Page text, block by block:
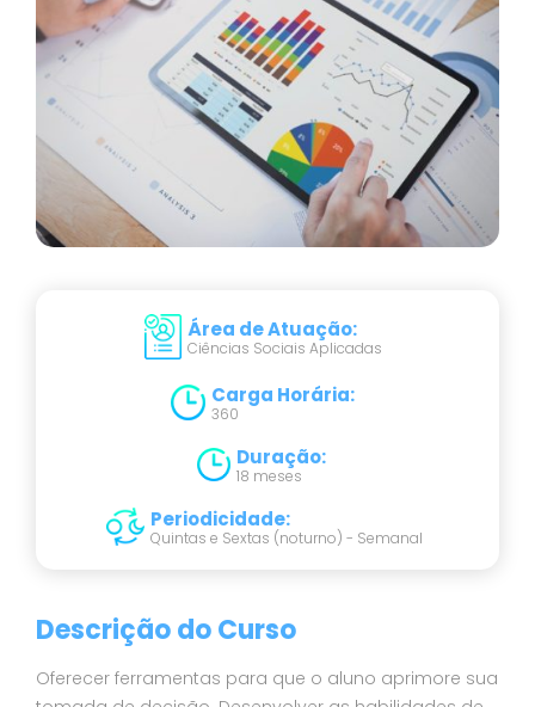
Área de Atuação:
Ciências Sociais Aplicadas
Carga Horária:
360
Duração:
18 meses
Periodicidade:
Quintas e Sextas (noturno) - Semanal
Descrição do Curso
Oferecer ferramentas para que o aluno aprimore sua